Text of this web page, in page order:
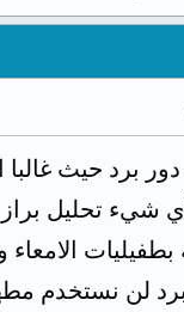
برد حيث
شيء تحليل براز
بطفيليات
لن نستخدم